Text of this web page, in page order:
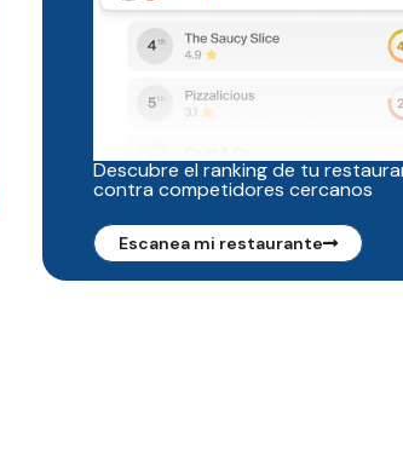
Descubre el ranking de tu
contra competidores cercanos
Escanea mi restaurante